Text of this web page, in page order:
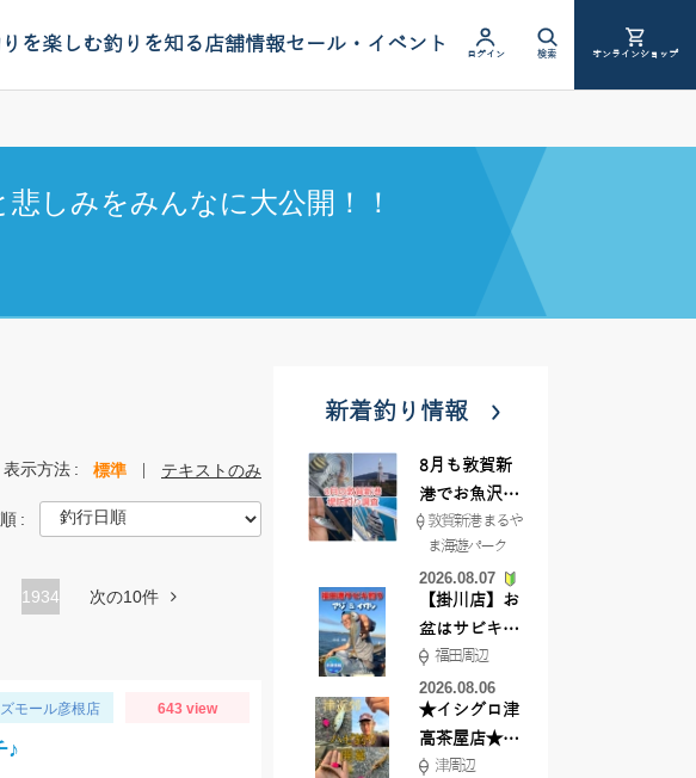
を楽しむ釣りを知る店舗情報セール・イベント ログイン 検索 オンラインショップ
しみをみんなに大公開！！
表示方法 標準 テキストのみ
1934 次の10件
モール彦根店 643 view
♪
新着釣り情報
8月も敦賀新
港でお魚沢山
♪ イシグロ彦
根店
敦賀新港 まるや
ま海遊パーク
2026.08.07
【掛川店】お
盆はサビキ釣
りいきません
か?
福田周辺
2026.08.06
★イシグロ津
高茶屋店★津
近郊ハゼ釣れ
津周辺